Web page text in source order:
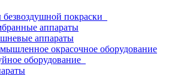
покраски
аппараты
аппараты
окрасочное оборудование
оборудование